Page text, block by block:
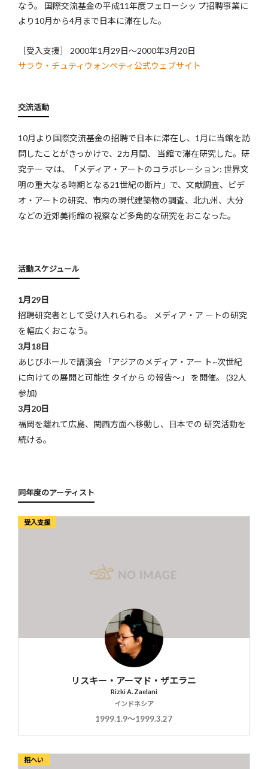
なう。 国際交流基金の平成11年度フェローシッ プ招聘事業に
より10月から4月まで日本に滞在した。
［受入支援］ 2000年1月29日〜2000年3月20日
サラウ・チュティウォンペティ公式ウェブサイト
交流活動
10月より国際交流基金の招聘で日本に滞在し、1月に当館を訪
問したことがきっかけで、2カ月間、 当館で滞在研究した。研
究テー マは、「メディア・アートのコラボレーション: 世界文
明の重大なる時期となる21世紀の断片」で、文献調査、ビデ
オ・アートの研究、市内の現代建築物の調査、北九州、大分
などの近郊美術館の視察など多角的な研究をおこなった。
活動スケジュール
1月29日
招聘研究者として受け入れられる。 メディア・ア ートの研究
を幅広くおこなう。
3月18日
あじびホールで講演会 「アジアのメディア・アー ト~次世紀
に向けての展開と可能性 タイから の報告〜」 を開催。 (32人
参加)
3月20日
福岡を離れて広島、関西方面へ移動し、日本での 研究活動を
続ける。
同年度のアーティスト
受入支援
リスキー・アーマド・ザエラニ
Rizki A. Zaelani
インドネシア
1999.1.9〜1999.3.27
招へい